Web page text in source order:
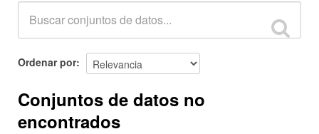
Ordenar por
Conjuntos de datos no
encontrados